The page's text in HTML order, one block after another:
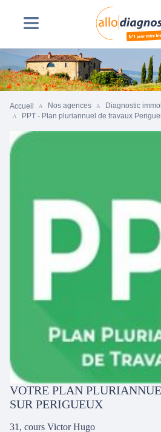
Accueil Nos agences
Diagnostic
PPT - Plan pluriannuel de travaux
VOTRE PLAN
SUR PERIGUEUX
31, cours Victor Hugo